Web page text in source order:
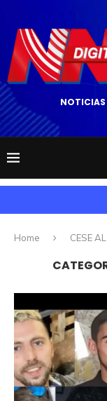
NOTICIAS
Home CESE